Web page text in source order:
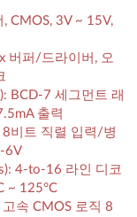
CMOS, 3V ~ 15V,
버퍼/드라이버, 오
BCD-7 세그먼트 래
출력
8비트 직렬 입력/병
6V
4-to-16 라인 디코
~ 125°C
속 CMOS 로직 8